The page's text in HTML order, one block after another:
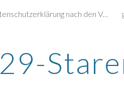
Skip to main content Datenschutzerklärung nach den Vorgaben der DSGVO
29-